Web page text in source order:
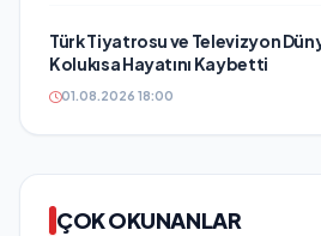
Türk Tiyatrosu ve Televizyon
Kolukısa Hayatını Kaybetti
01.08.2026 18:00
ÇOK OKUNANLAR